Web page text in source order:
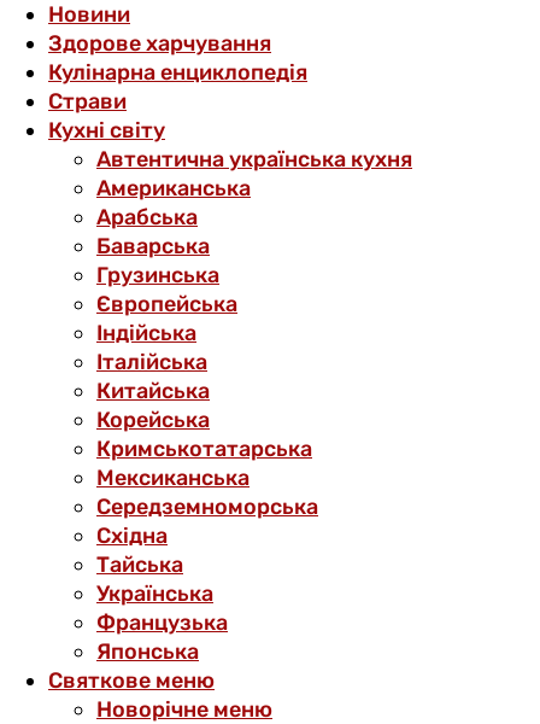
Новини
Здорове харчування
Кулінарна енциклопедія
Страви
Кухні світу
Автентична українська кухня
Американська
Арабська
Баварська
Грузинська
Європейська
Індійська
Італійська
Китайська
Корейська
Кримськотатарська
Мексиканська
Середземноморська
Східна
Тайська
Українська
Французька
Японська
Святкове меню
Новорічне меню